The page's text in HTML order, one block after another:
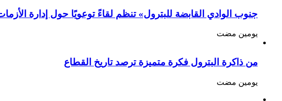
جنوب الوادي القابضة للبترول» تنظم لقاءً توعويًا حول إدارة
‏يومين مضت
من ذاكرة البترول فكرة متميزة ترصد تاريخ القطاع
‏يومين مضت